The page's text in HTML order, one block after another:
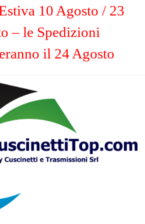
10 Agosto / 23
– le Spedizioni
il 24 Agosto